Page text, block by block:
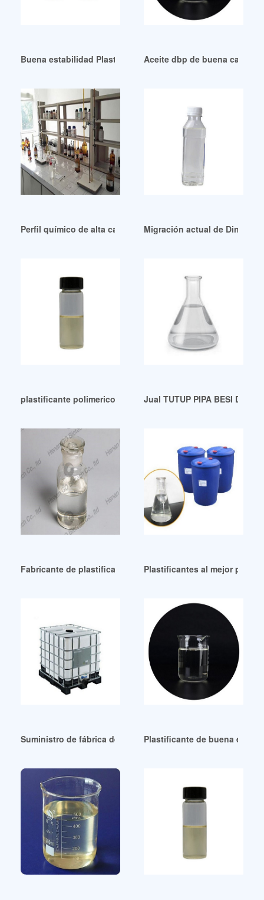
Buena estabilidad Plastificantes y coalescentes K-FLEX
Aceite dbp de buena calidad
Perfil químico de alta calidad: plastificantes europeos
Migración actual de DinCH y
plastificante polimerico plastificante polimerico
Jual TUTUP PIPA BESI DRAT
Fabricante de plastificantes al mejor precio en Guatemala
Plastificantes al mejor
Suministro de fábrica de plastificante de pelargonato de
Plastificante de buena